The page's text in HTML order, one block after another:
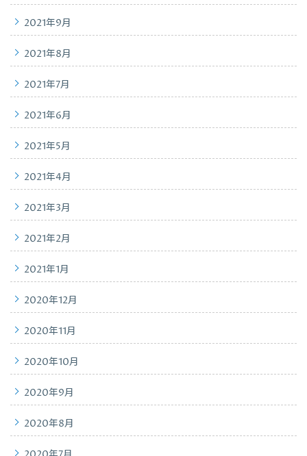
2021年9月
2021年8月
2021年7月
2021年6月
2021年5月
2021年4月
2021年3月
2021年2月
2021年1月
2020年12月
2020年11月
2020年10月
2020年9月
2020年8月